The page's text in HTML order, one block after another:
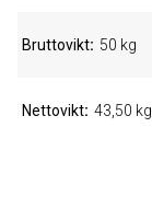
Bruttovikt 50 kg
Nettovikt 43,50 kg